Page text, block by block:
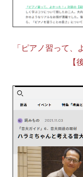
「ピアノ習って、
【